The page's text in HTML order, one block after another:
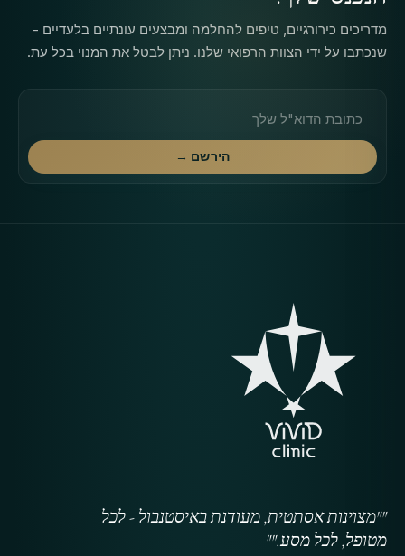
מדריכים כירורגיים, טיפים להחלמה ומבצעים עונתיים בלעדיים -
שנכתבו על ידי הצוות הרפואי שלנו. ניתן לבטל את המנוי בכל עת.
הירשם →
""מצוינות אסתטית, מעודנת באיסטנבול - לכל
מטופל, לכל מסע.""